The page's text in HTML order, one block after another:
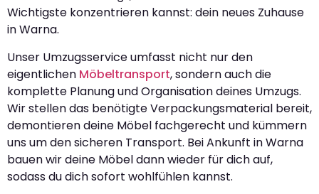
Wichtigste konzentrieren kannst: dein neues Zuhause
in Warna.
Unser Umzugsservice umfasst nicht nur den
eigentlichen Möbeltransport, sondern auch die
komplette Planung und Organisation deines Umzugs.
Wir stellen das benötigte Verpackungsmaterial bereit,
demontieren deine Möbel fachgerecht und kümmern
uns um den sicheren Transport. Bei Ankunft in Warna
bauen wir deine Möbel dann wieder für dich auf,
sodass du dich sofort wohlfühlen kannst.